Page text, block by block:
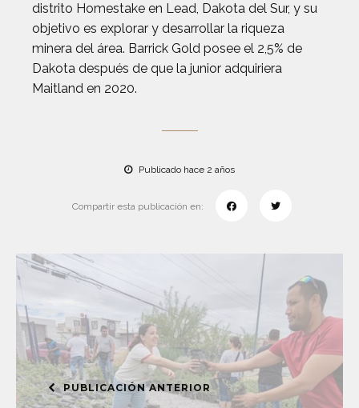
distrito Homestake en Lead, Dakota del Sur, y su
objetivo es explorar y desarrollar la riqueza
minera del área. Barrick Gold posee el 2,5% de
Dakota después de que la junior adquiriera
Maitland en 2020.
Publicado hace 2 años
Compartir esta publicación en:
PUBLICACIÓN ANTERIOR